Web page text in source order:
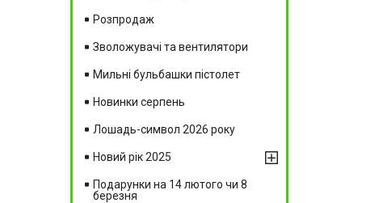
Розпродаж
Зволожувачі та вентилятори
Мильні бульбашки пістолет
Новинки серпень
Лошадь-символ 2026 року
Новий рік 2025
Подарунки на 14 лютого чи 8
березня